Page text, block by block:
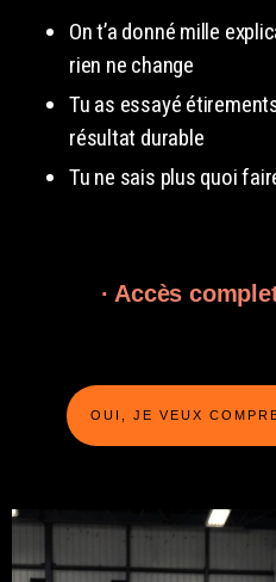
On t’a donné mille
rien ne change
Tu as essayé
résultat durable
Tu ne sais plus quoi
· Accès
OUI, JE VEUX